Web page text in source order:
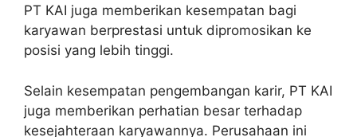
PT KAI juga memberikan kesempatan bagi
karyawan berprestasi untuk dipromosikan ke
posisi yang lebih tinggi.
Selain kesempatan pengembangan karir, PT KAI
juga memberikan perhatian besar terhadap
kesejahteraan karyawannya. Perusahaan ini